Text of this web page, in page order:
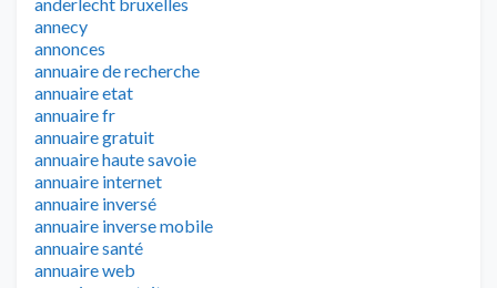
annecy
annonces
annuaire de recherche
annuaire etat
annuaire fr
annuaire gratuit
annuaire haute savoie
annuaire internet
annuaire inversé
annuaire inverse mobile
annuaire santé
annuaire web